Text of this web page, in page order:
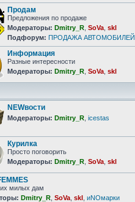
Продам
Предложения по продаже
Модераторы: Dmitry_R SoVa skl
Подфорум: ПРОДАЖА АВТОМОБИЛЕЙ
Информация
Разные интересности
Модераторы: Dmitry_R SoVa skl
NEWвости
Модераторы: Dmitry_R icestas
Курилка
Просто поговорить
Модераторы: Dmitry_R SoVa skl
милых дам
Dmitry_R SoVa skl иNOмарки